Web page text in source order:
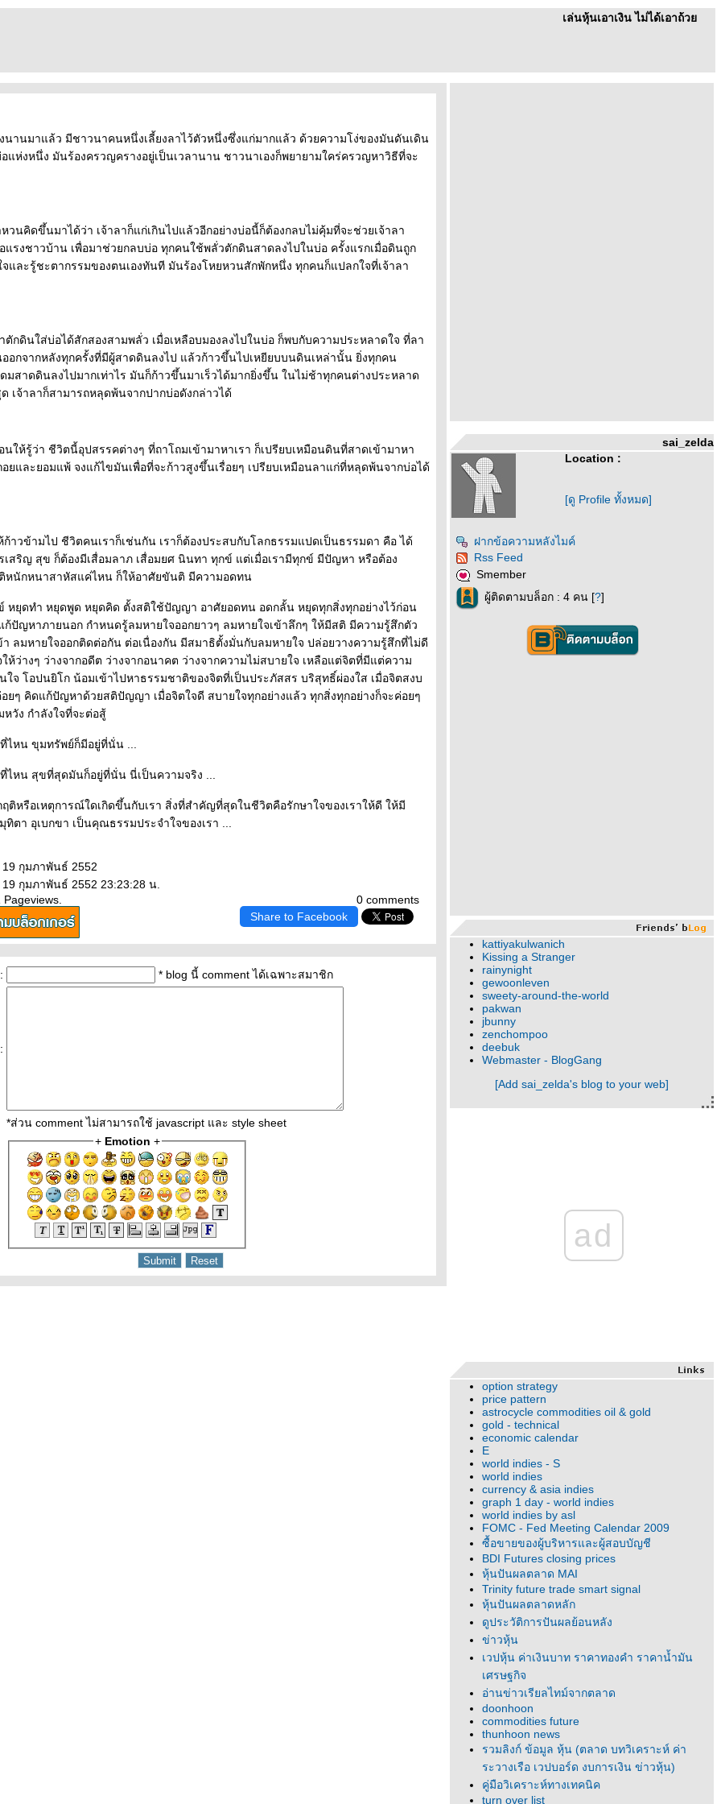
เล่นหุ้นเอาเงิน ไม่ได้เอาถ้ว
นานมาแล้ว มีชาวนาคนหนึ่งเลี้ยงลาไว้ตัวหนึ่งซึ่งแก่มากแล้ว ด้วยความโง่ของมันดันเดิน
แห่งหนึ่ง มันร้องครวญครางอยู่เป็นเวลานาน ชาวนาเองก็พยายามใคร่ครวญหาวิธีที่จะ
นคิดขึ้นมาได้ว่า เจ้าลาก็แก่เกินไปแล้วอีกอย่างบ่อนี้ก็ต้องกลบไม่คุ้มที่จะช่วยเจ้าลา
แรงชาวบ้าน เพื่อมาช่วยกลบบ่อ ทุกคนใช้พลั่วตักดินสาดลงไปในบ่อ ครั้งแรกเมื่อดินถูก
และรู้ชะตากรรมของตนเองทันที มันร้องโหยหวนสักพักหนึ่ง ทุกคนก็แปลกใจที่เจ้าลา
ตักดินใส่บ่อได้สักสองสามพลั่ว เมื่อเหลือบมองลงไปในบ่อ ก็พบกับความประหลาดใจ ที่ลา
อกจากหลังทุกครั้งที่มีผู้สาดดินลงไป แล้วก้าวขึ้นไปเหยียบบนดินเหล่านั้น ยิ่งทุกคน
ดมสาดดินลงไปมากเท่าไร มันก็ก้าวขึ้นมาเร็วได้มากยิ่งขึ้น ในไม่ช้าทุกคนต่างประหลาด
เจ้าลาก็สามารถหลุดพ้นจากปากบ่อดังกล่าวได้
นให้รู้ว่า ชีวิตนี้อุปสรรคต่างๆ ที่ถาโถมเข้ามาหาเรา ก็เปรียบเหมือนดินที่สาดเข้ามาหา
อยและยอมแพ้ จงแก้ไขมันเพื่อที่จะก้าวสูงขึ้นเรื่อยๆ เปรียบเหมือนลาแก่ที่หลุดพ้นจากบ่อได้
ก้าวข้ามไป ชีวิตคนเราก็เช่นกัน เราก็ต้องประสบกับโลกธรรมแปดเป็นธรรมดา คือ ได้
เสริญ สุข ก็ต้องมีเสื่อมลาภ เสื่อมยศ นินทา ทุกข์ แต่เมื่อเรามีทุกข์ มีปัญหา หรือต้อง
หนักหนาสาหัสแค่ไหน ก็ให้อาศัยขันติ มีความอดทน
หยุดทำ หยุดพูด หยุดคิด ตั้งสติใช้ปัญญา อาศัยอดทน อดกลั้น หยุดทุกสิ่งทุกอย่างไว้ก่อน
ก้ปัญหาภายนอก กำหนดรู้ลมหายใจออกยาวๆ ลมหายใจเข้าลึกๆ ให้มีสติ มีความรู้สึกตัว
า ลมหายใจออกติดต่อกัน ต่อเนื่องกัน มีสมาธิตั้งมั่นกับลมหายใจ ปล่อยวางความรู้สึกที่ไม่ดี
ห้ว่างๆ ว่างจากอดีต ว่างจากอนาคต ว่างจากความไม่สบายใจ เหลือแต่จิตที่มีแต่ความ
ใจ โอปนยิโก น้อมเข้าไปหาธรรมชาติของจิตที่เป็นประภัสสร บริสุทธิ์ผ่องใส เมื่อจิตสงบ
ยๆ คิดแก้ปัญหาด้วยสติปัญญา เมื่อจิตใจดี สบายใจทุกอย่างแล้ว ทุกสิ่งทุกอย่างก็จะค่อยๆ
วัง กำลังใจที่จะต่อสู้
ไหน ขุมทรัพย์ก็มีอยู่ที่นั่น ...
ที่ไหน สุขที่สุดมันก็อยู่ที่นั่น นี่เป็นความจริง ...
ฤติหรือเหตุการณ์ใดเกิดขึ้นกับเรา สิ่งที่สำคัญที่สุดในชีวิตคือรักษาใจของเราให้ดี ให้มี
ตา อุเบกขา เป็นคุณธรรมประจำใจของเรา ...
19 กุมภาพันธ์ 2552
19 กุมภาพันธ์ 2552 23:23:28 น.
0 comments
Share to Facebook
* blog นี้ comment ได้เฉพาะสมาชิก
*ส่วน comment ไม่สามารถใช้ javascript และ style sheet
+ Emotion +
sai_zelda
Location :
[ดู Profile ทั้งหมด]
ฝากข้อความหลังไมค์
Rss Feed
Smember
ผู้ติดตามบล็อก : 4 คน [?]
kattiyakulwanich
Kissing a Stranger
rainynight
gewoonleven
sweety-around-the-world
pakwan
jbunny
zenchompoo
deebuk
Webmaster - BlogGang
[Add sai_zelda's blog to your web]
ad
option strategy
price pattern
astrocycle commodities oil & gold
gold - technical
economic calendar
E
world indies - S
world indies
currency & asia indies
graph 1 day - world indies
world indies by asl
FOMC - Fed Meeting Calendar 2009
ซื้อขายของผู้บริหารและผู้สอบบัญชี
BDI Futures closing prices
หุ้นปันผลตลาด MAI
Trinity future trade smart signal
หุ้นปันผลตลาดหลัก
ดูประวัติการปันผลย้อนหลัง
ข่าวหุ้น
เวปหุ้น ค่าเงินบาท ราคาทองคำ ราคาน้ำมัน
เศรษฐกิจ
อ่านข่าวเรียลไทม์จากตลาด
doonhoon
commodities future
thunhoon news
รวมลิงก์ ข้อมูล หุ้น (ตลาด บทวิเคราะห์ ค่า
ระวางเรือ เวปบอร์ด งบการเงิน ข่าวหุ้น)
คู่มือวิเคราะห์ทางเทคนิค
turn over list